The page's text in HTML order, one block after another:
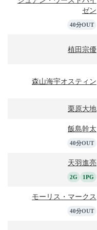
ゼン
40分OUT
植田宗優
森山海宇オスティン
栗原大地
飯島幹太
40分OUT
天羽進亮
2G 1PG
モーリス・マークス
40分OUT